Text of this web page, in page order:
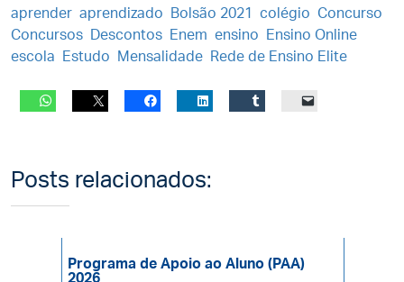
aprender aprendizado Bolsão 2021 colégio
Concurso
Concursos
Descontos Enem ensino
Ensino Online
escola
Estudo Mensalidade Rede de Ensino Elite
Posts relacionados:
Programa de Apoio ao Aluno (PAA)
2026